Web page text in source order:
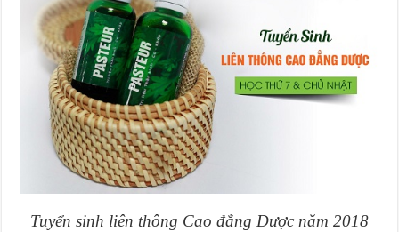
Tuyển sinh liên thông Cao đẳng Dược năm 2018